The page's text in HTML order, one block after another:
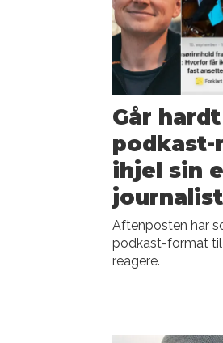
Går
podkast-
ihjel sin
Aftenposten har
podkast-format til
reagere.